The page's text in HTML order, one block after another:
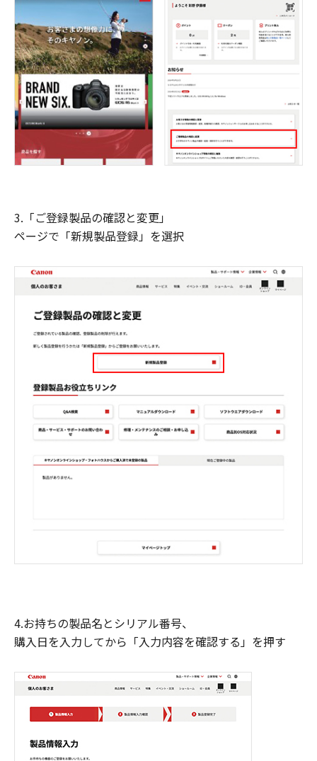
3.「ご登録製品の確認と変更」
ページで「新規製品登録」を選択
4.お持ちの製品名とシリアル番号、
購入日を入力してから「入力内容を確認する」を押す